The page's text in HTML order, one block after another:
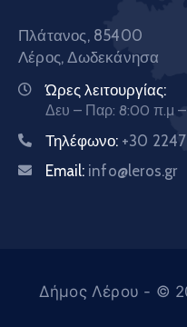
Πλάτανος, 85400
Λέρος, Δωδεκάνησα
Ώρες λειτουργίας:
Δευ – Παρ: 8:00 π.μ
Τηλέφωνο: +30
Email: info@leros.gr
Δήμος Λέρου - ©